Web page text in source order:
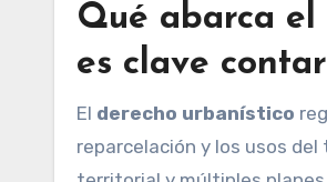
Qué abarca el
es clave
El derecho urbanístico
reparcelación y los usos